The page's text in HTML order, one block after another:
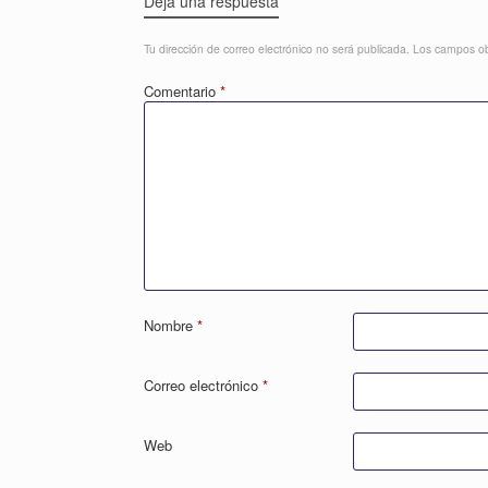
Tu dirección de correo electrónico no será publicada. Los campos
Comentario *
Nombre *
Correo electrónico *
Web